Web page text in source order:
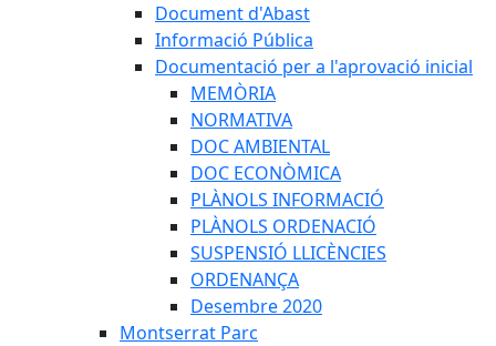
Document d'Abast
Informació Pública
Documentació per a l'aprovació inicial
MEMÒRIA
NORMATIVA
DOC AMBIENTAL
DOC ECONÒMICA
PLÀNOLS INFORMACIÓ
PLÀNOLS ORDENACIÓ
SUSPENSIÓ LLICÈNCIES
ORDENANÇA
Desembre 2020
Montserrat Parc